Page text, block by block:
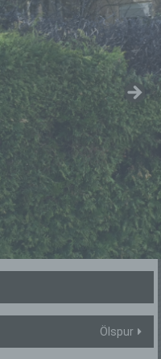
Ölspur